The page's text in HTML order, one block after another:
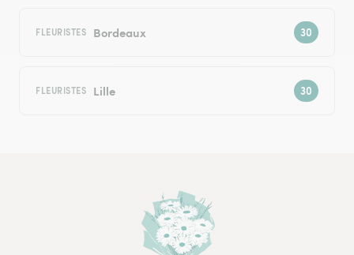
FLEURISTES Bordeaux
FLEURISTES Lille